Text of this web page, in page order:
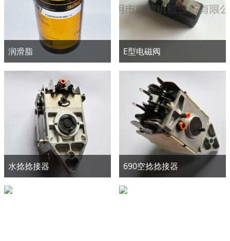
润滑脂 E型电磁阀
水捻捻接器 690空捻捻接器